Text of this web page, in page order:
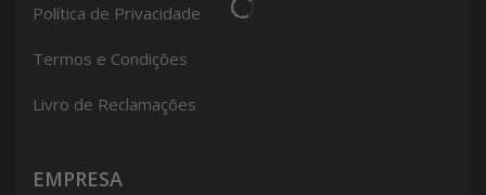
Política de Privacidade
Termos e Condições
Livro de Reclamações
EMPRESA